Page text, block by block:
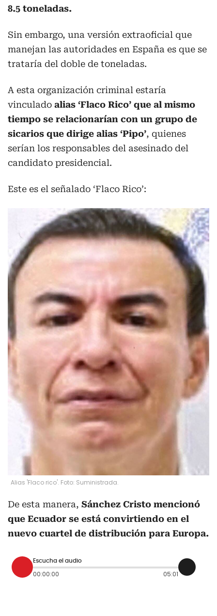
8.5 toneladas.
Sin embargo, una versión extraoficial que
manejan las autoridades en España es que se
trataría del doble de toneladas.
A esta organización criminal estaría
vinculado alias ‘Flaco Rico’ que al mismo
tiempo se relacionarían con un grupo de
sicarios que dirige alias ‘Pipo’, quienes
serían los responsables del asesinado del
candidato presidencial.
Este es el señalado ‘Flaco Rico’:
Alias 'Flaco rico'. Foto: Suministrada.
De esta manera, Sánchez Cristo mencionó
que Ecuador se está convirtiendo en el
nuevo cuartel de distribución para Europa.
Escucha el audio
00:00:00 05:01